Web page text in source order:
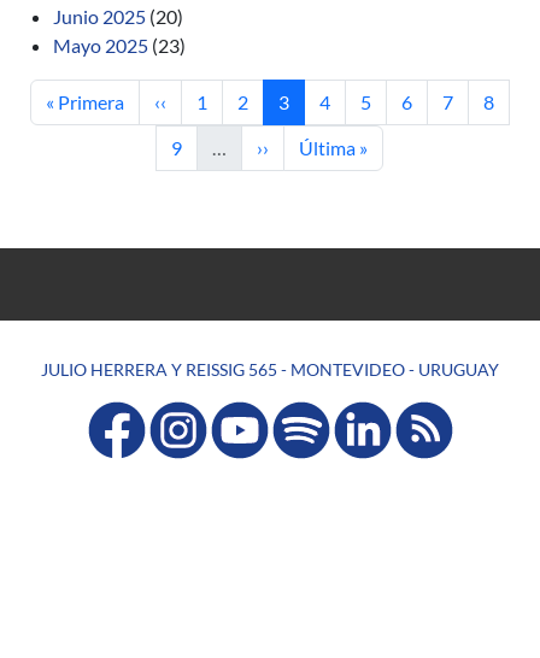
Junio 2025 (20)
Mayo 2025 (23)
Primera página
« Primera Página anterior
‹‹ Página
1 Página
2 Página actual
3 Página
4 Página
5 Página
6 Página
7 Página
8
Página
9 … Siguiente página
›› Última página
Última »
JULIO HERRERA Y REISSIG 565 - MONTEVIDEO - URUGUAY